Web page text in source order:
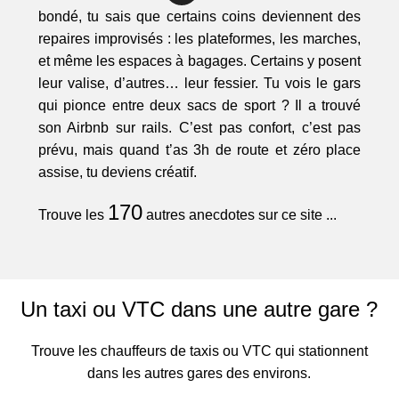
bondé, tu sais que certains coins deviennent des
repaires improvisés : les plateformes, les marches,
et même les espaces à bagages. Certains y posent
leur valise, d’autres… leur fessier. Tu vois le gars
qui pionce entre deux sacs de sport ? Il a trouvé
son Airbnb sur rails. C’est pas confort, c’est pas
prévu, mais quand t’as 3h de route et zéro place
assise, tu deviens créatif.
Trouve les 170autres anecdotes sur ce site ...
Un taxi ou VTC dans une autre gare ?
Trouve les chauffeurs de taxis ou VTC qui stationnent
dans les autres gares des environs.